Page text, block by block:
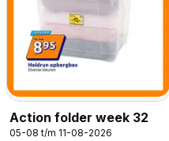
Action folder week 32
05-08 t/m 11-08-2026